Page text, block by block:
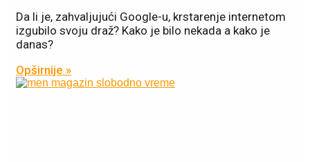
Da li je, zahvaljujući Google-u, krstarenje internetom
izgubilo svoju draž? Kako je bilo nekada a kako je
danas?
Opširnije »